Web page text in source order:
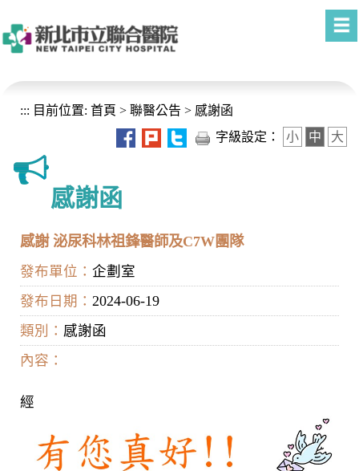
::: 目前位置: 首頁 > 聯醫公告 > 感謝函
字級設定：
小 中 大
感謝函
感謝 泌尿科林祖鋒醫師及C7W團隊
發布單位： 企劃室
發布日期： 2024-06-19
類別： 感謝函
內容：
經